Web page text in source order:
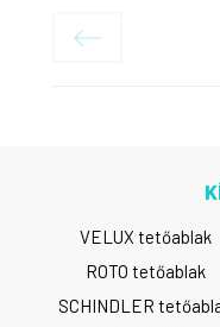
VELUX tetőablak
ROTO tetőablak
SCHINDLER